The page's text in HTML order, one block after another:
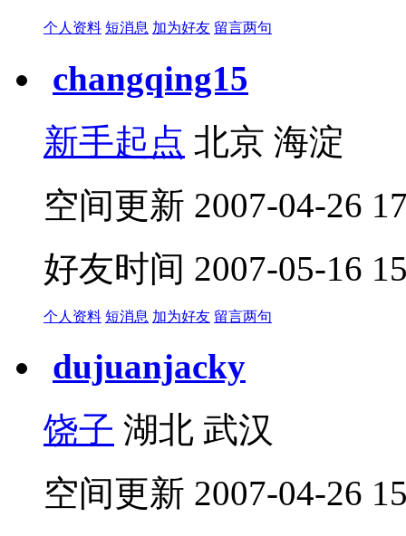
个人资料 短消息 加为好友 留言两句
changqing15
新手起点 北京 海淀
空间更新 2007-04-26
好友时间 2007-05-16
个人资料 短消息 加为好友 留言两句
dujuanjacky
饶子 湖北 武汉
空间更新 2007-04-26